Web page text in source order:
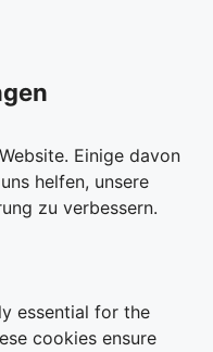
Einige davon
helfen, unsere
zu verbessern.
essential for the
cookies ensure